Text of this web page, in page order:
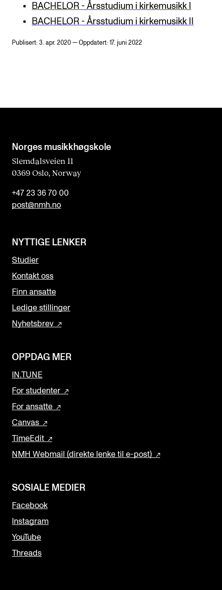
BACHELOR - Årsstudium i kirkemusikk I
BACHELOR - Årsstudium i kirkemusikk II
Publisert: 3. apr. 2020 — Oppdatert: 17. juni 2022
Norges musikk­høgskole
Slemdalsveien 11
0369 Oslo, Norway
+47 23 36 70 00
post@nmh.no
NYTTIGE LENKER
Studier
Kontakt oss
Finn ansatte
Ledige stillinger
Nyhetsbrev
OPPDAG MER
IN.TUNE
For studenter
For ansatte
Canvas
TimeEdit
NMH Webmail (direkte lenke til e-post)
SOSIALE MEDIER
Facebook
Instagram
YouTube
Threads